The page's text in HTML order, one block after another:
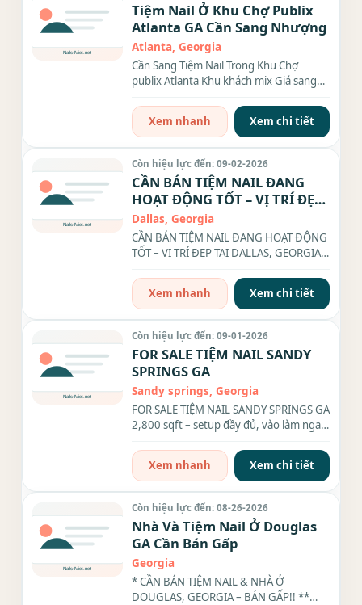
Tiệm Nail Ở Khu Chợ Publix
Atlanta GA Cần Sang Nhượng
Atlanta, Georgia
Cần Sang Tiệm Nail Trong Khu Chợ
publix Atlanta Khu khách mix Giá sang
Xem nhanh
Xem chi tiết
Còn hiệu lực đến: 09-02-2026
CẦN BÁN TIỆM NAIL ĐANG
HOẠT ĐỘNG TỐT – VỊ TRÍ ĐẸP
TẠI DALLAS, GEORGIA.
Dallas, Georgia
CẦN BÁN TIỆM NAIL ĐANG HOẠT ĐỘNG
TỐT – VỊ TRÍ ĐẸP TẠI DALLAS, GEORGIA. -
Xem nhanh
Xem chi tiết
Còn hiệu lực đến: 09-01-2026
FOR SALE TIỆM NAIL SANDY
SPRINGS GA
Sandy springs, Georgia
FOR SALE TIỆM NAIL SANDY SPRINGS GA
2,800 sqft – setup đầy đủ, vào làm ngay
Xem nhanh
Xem chi tiết
Còn hiệu lực đến: 08-26-2026
Nhà Và Tiệm Nail Ở Douglas
GA Cần Bán Gấp
Georgia
* CẦN BÁN TIỆM NAIL & NHÀ Ở
DOUGLAS, GEORGIA – BÁN GẤP!! **